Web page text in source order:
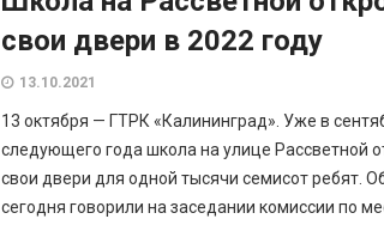
свои двери в 2022 году
13.10.2021
13 октября — ГТРК «Калининград». Уже в
следующего года школа на улице Рассветной
свои двери для одной тысячи семисот ребят.
сегодня говорили на заседании комиссии по